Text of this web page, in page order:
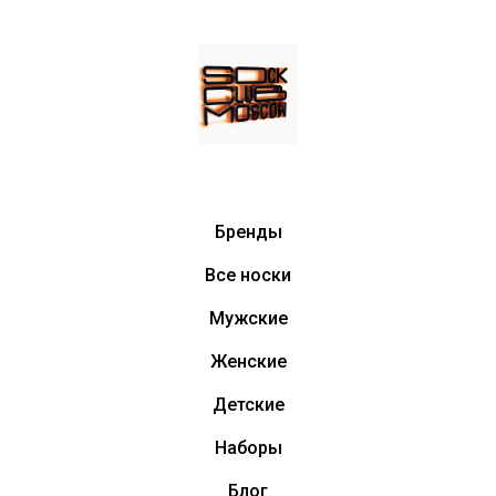
Бренды
Все носки
Мужские
Женские
Детские
Наборы
Блог